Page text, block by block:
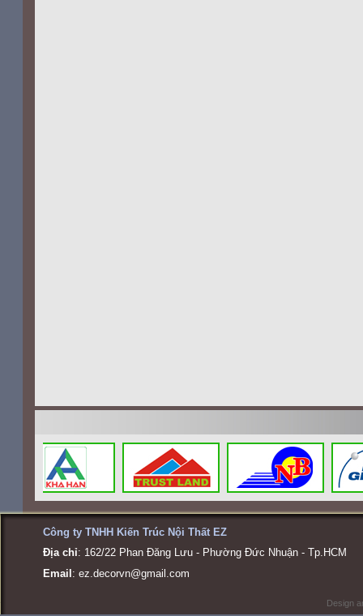
Công ty TNHH Kiến Trúc Nội Thất EZ
Địa chỉ: 162/22 Phan Đăng Lưu - Phường Đức Nhuận - Tp.HCM
Email : ez.decorvn@gmail.com
Design